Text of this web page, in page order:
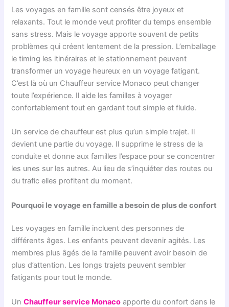
Les voyages en famille sont censés être joyeux et
relaxants. Tout le monde veut profiter du temps ensemble
sans stress. Mais le voyage apporte souvent de petits
problèmes qui créent lentement de la pression. L’emballage
le timing les itinéraires et le stationnement peuvent
transformer un voyage heureux en un voyage fatigant.
C’est là où un Chauffeur service Monaco peut changer
toute l’expérience. Il aide les familles à voyager
confortablement tout en gardant tout simple et fluide.
Un service de chauffeur est plus qu’un simple trajet. Il
devient une partie du voyage. Il supprime le stress de la
conduite et donne aux familles l’espace pour se concentrer
les unes sur les autres. Au lieu de s’inquiéter des routes ou
du trafic elles profitent du moment.
Pourquoi le voyage en famille a besoin de plus de confort
Les voyages en famille incluent des personnes de
différents âges. Les enfants peuvent devenir agités. Les
membres plus âgés de la famille peuvent avoir besoin de
plus d’attention. Les longs trajets peuvent sembler
fatigants pour tout le monde.
UnChauffeur service Monaco apporte du confort dans le